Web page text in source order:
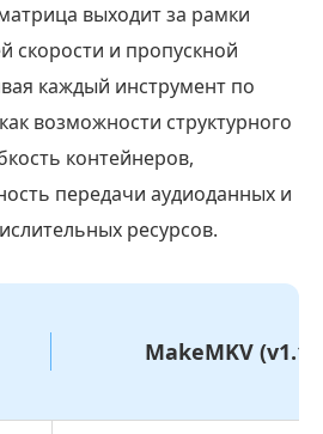
выходит за рамки
скорости и пропускной
каждый инструмент по
возможности структурного
контейнеров,
передачи аудиоданных и
ресурсов.
MakeMKV